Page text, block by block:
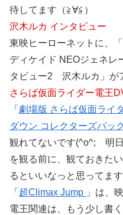
待してます（≧∀≦）
沢木ルカ インタビュー
東映ヒーローネットに、
ディケイド NEOジェネ
タビュー2 沢木ルカ」が
さらば仮面ライダー電王
「 劇場版 さらば仮面ライ
ダウン コレクターズパッ
観れてないです(^o^; 明日
を観る前に、観ておきた
るといいなっと思ってま
「 超Climax Jump 」は、
電王関連は、もう少し書